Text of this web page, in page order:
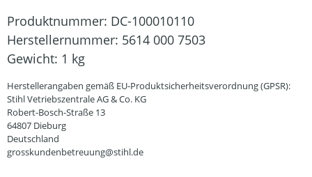
Produktnummer: DC-100010110
Herstellernummer: 5614 000 7503
Gewicht: 1 kg
Herstellerangaben gemäß EU-Produktsicherheitsverordnung (GPSR):
Stihl Vetriebszentrale AG & Co. KG
Robert-Bosch-Straße 13
64807 Dieburg
Deutschland
grosskundenbetreuung@stihl.de